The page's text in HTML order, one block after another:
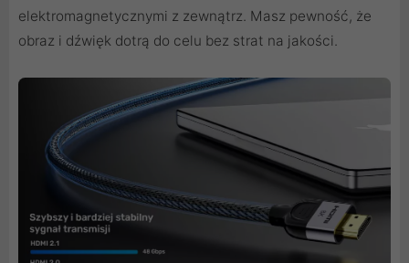
elektromagnetycznymi z zewnątrz. Masz pewność, że
obraz i dźwięk dotrą do celu bez strat na jakości.